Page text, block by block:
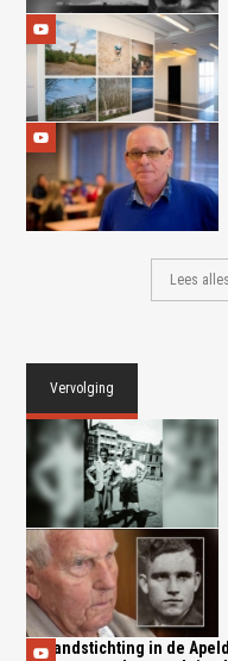
Lees
Vervolging
Brandstichting in de